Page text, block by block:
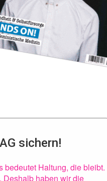
sichern!
bedeutet Haltung, die bleibt.
Deshalb haben wir die